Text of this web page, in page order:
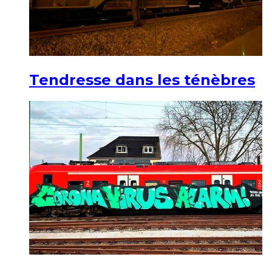
Tendresse dans les ténèbres